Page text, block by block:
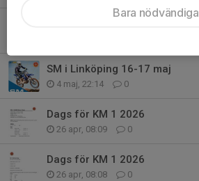
SM i Linköping 16-17 maj
4 maj, 22:14 0
Dags för KM 1 2026
26 apr, 08:09 0
Dags för KM 1 2026
26 apr, 08:08 0
Bara nödvändiga